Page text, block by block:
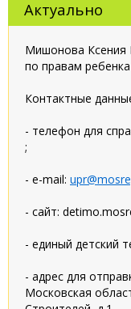
Актуально
Мишонова Ксения
по правам
Контактные
- телефон для
;
- e-mail:
- сайт:
- единый детский
- адрес для
Московская